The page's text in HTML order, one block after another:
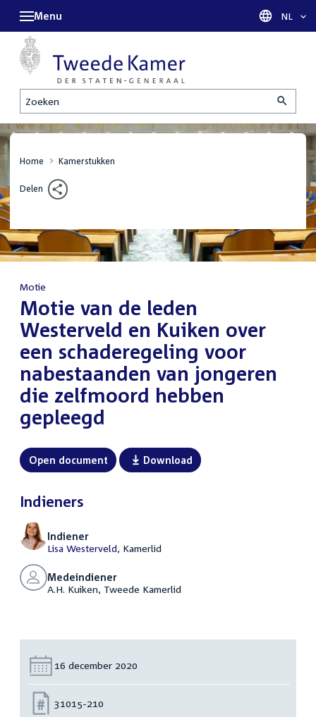
Zoeken
Menu Taal
NL
Home Kamerstukken
Delen
Motie
:Motie van de leden
Westerveld en Kuiken over
een schaderegeling voor
nabestaanden van jongeren
die zelfmoord hebben
gepleegd
Open document Download
Indieners
Indiener
Lisa Westerveld, Kamerlid
Medeindiener
A.H. Kuiken, Tweede Kamerlid
Datum:
16 december 2020
Nummer:
31015-210